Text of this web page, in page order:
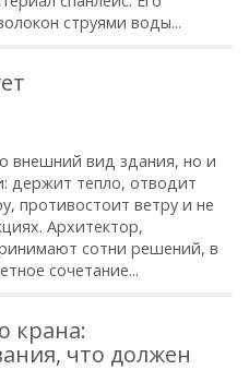
струями воды...
внешний вид здания, но и
держит тепло, отводит
противостоит ветру и не
Архитектор,
сотни решений, в
сочетание...
крана:
что должен